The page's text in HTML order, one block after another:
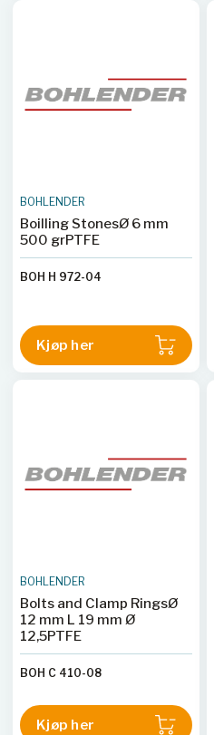
BOHLENDER
Boilling StonesØ 6 mm
500 grPTFE
BOH H 972-04
Kjøp her
BOHLENDER
Bolts and Clamp RingsØ
12 mm L 19 mm Ø
12,5PTFE
BOH C 410-08
Kjøp her